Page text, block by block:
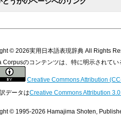
© 2026実用日本語表現辞典 All Rights
Corpusのコンテンツは、特に明示されて
Creative Commons Attribution
データはCreative Commons Attribution
© 1995-2026 Hamajima Shoten,